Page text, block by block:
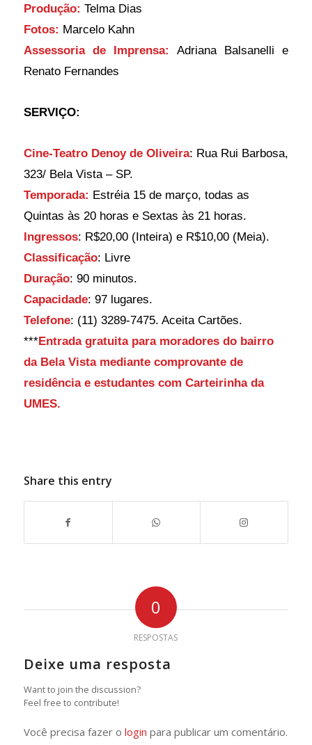
Produção: Telma Dias
Fotos: Marcelo Kahn
Assessoria de Imprensa:
Renato Fernandes
SERVIÇO:
Cine-Teatro Denoy de Oliveira: Rua Rui Barbosa,
323/ Bela Vista – SP.
Temporada: Estréia 15 de março, todas as
Quintas às 20 horas e Sextas às 21 horas.
Ingressos: R$20,00 (Inteira) e R$10,00 (Meia).
Classificação: Livre
Duração: 90 minutos.
Capacidade: 97 lugares.
Telefone: (11) 3289-7475. Aceita Cartões.
***Entrada gratuita para moradores do bairro
da Bela Vista mediante comprovante de
residência e estudantes com Carteirinha da
UMES.
Share this entry
0
RESPOSTAS
Deixe uma resposta
Want to join the discussion?
Feel free to contribute!
Você precisa fazer o login para publicar um comentário.